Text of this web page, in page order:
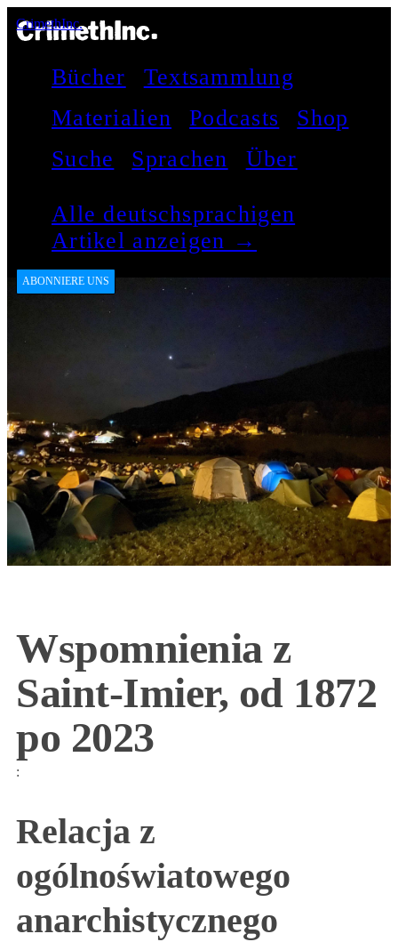
CrimethInc.
Bücher
Textsammlung
Materialien
Podcasts
Shop
Suche
Sprachen Über
Alle deutschsprachigen
Artikel anzeigen →
ABONNIERE UNS
Wspomnienia z
Saint-Imier, od 1872
po 2023
:
Relacja z
ogólnoświatowego
anarchistycznego